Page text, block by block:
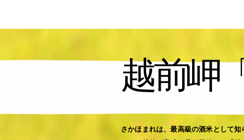
越前岬
さかほまれは、最高級の酒米として